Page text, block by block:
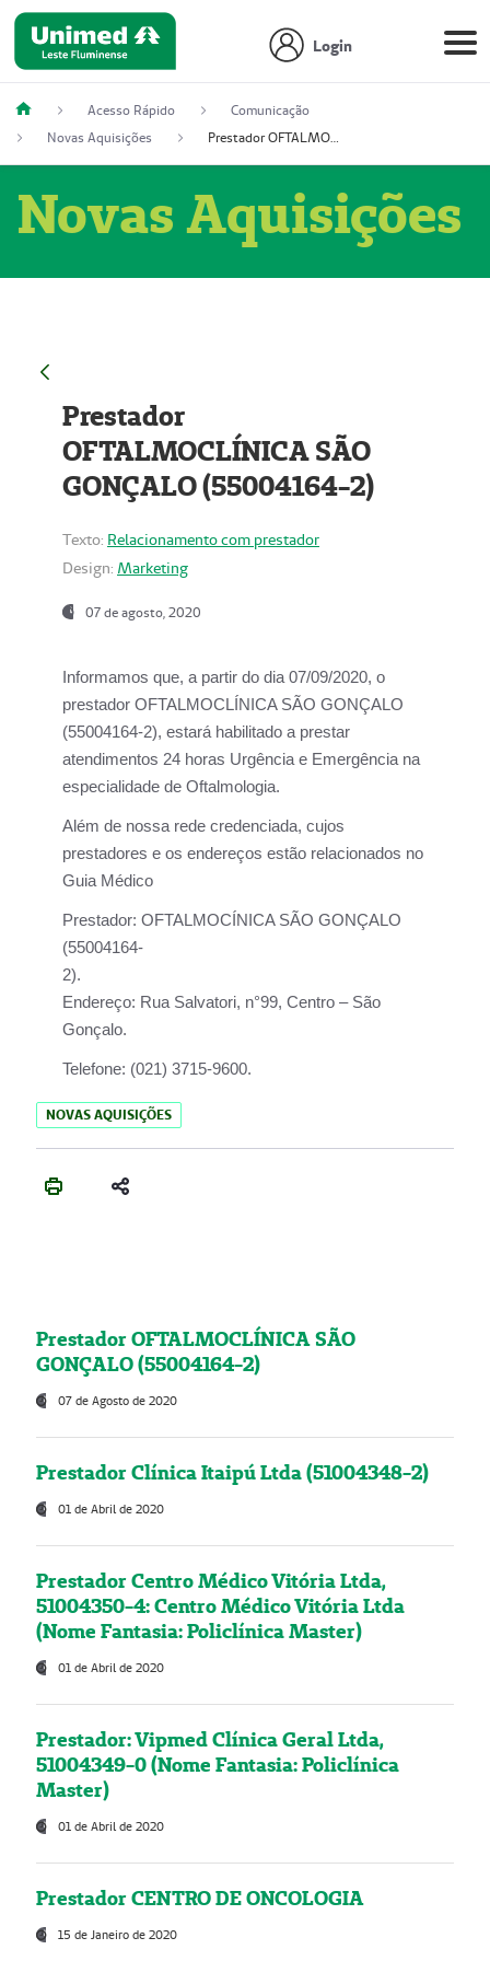
Login
Acesso Rápido
Comunicação
Novas Aquisições
Prestador OFTALMOCLÍNICA SÃO GONÇALO (55004164-2)
Novas Aquisições
Prestador
OFTALMOCLÍNICA SÃO
GONÇALO (55004164-2)
Texto: Relacionamento com prestador
Design: Marketing
07 de agosto, 2020
Informamos que, a partir do dia07/09/2020, o
prestador OFTALMOCLÍNICA SÃO GONÇALO
(55004164-2), estará habilitado a prestar
atendimentos 24 horas Urgência e Emergência na
especialidade de Oftalmologia.
Além de nossa rede credenciada, cujos
prestadores e os endereços estão relacionados no
Guia Médico
Prestador: OFTALMOCÍNICA SÃO GONÇALO
(55004164-
2).
Endereço: Rua Salvatori, n°99, Centro – São
Gonçalo.
Telefone: (021) 3715-9600.
NOVAS AQUISIÇÕES
Prestador OFTALMOCLÍNICA SÃO
GONÇALO (55004164-2)
07 de Agosto de 2020
Prestador Clínica Itaipú Ltda (51004348-2)
01 de Abril de 2020
Prestador Centro Médico Vitória Ltda,
51004350-4: Centro Médico Vitória Ltda
(Nome Fantasia: Policlínica Master)
01 de Abril de 2020
Prestador: Vipmed Clínica Geral Ltda,
51004349-0 (Nome Fantasia: Policlínica
Master)
01 de Abril de 2020
Prestador CENTRO DE ONCOLOGIA
15 de Janeiro de 2020